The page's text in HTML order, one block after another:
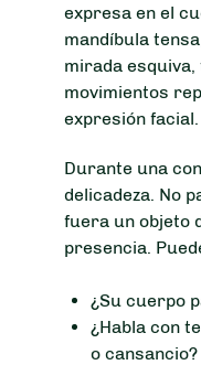
expresa en el
mandíbula
mirada
movimientos
expresión facial.
Durante una
delicadeza. No
fuera un objeto
presencia.
¿Su cuerpo
¿Habla con
o cansancio?